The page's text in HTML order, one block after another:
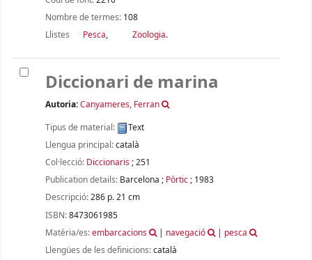
Nombre de termes: 108
Llistes
Pesca, Zoologia.
Diccionari de marina
Autoria:Canyameres, Ferran
Tipus de material:
Text
Llengua principal:català
Col·lecció: Diccionaris; 251
Publication details: Barcelona ; Pòrtic; 1983
Descripció:286 p. 21 cm
ISBN:8473061985
Matèria/es:embarcacions | navegació | pesca
Llengües de les definicions:català